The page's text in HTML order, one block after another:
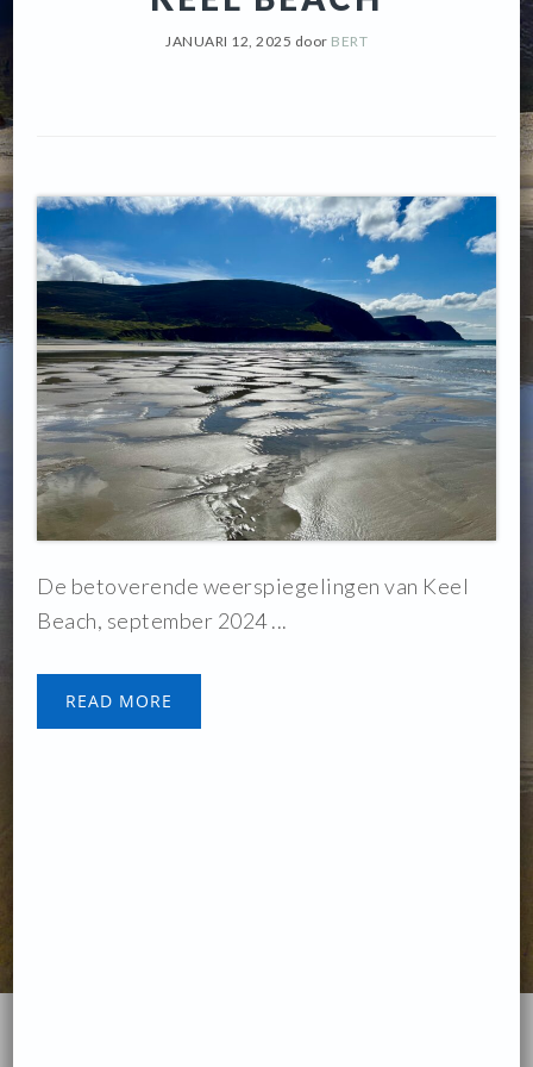
JANUARI 12, 2025 door BERT
De betoverende weerspiegelingen van Keel
Beach, september 2024 ...
READ MORE